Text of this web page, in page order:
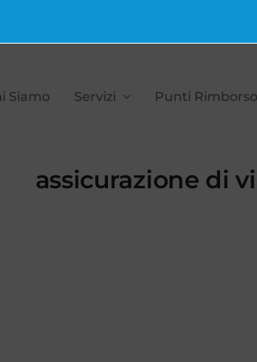
Siamo Servizi Punti Rimborso
assicurazione di